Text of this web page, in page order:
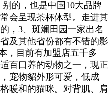
的，也是中国10大品牌
会呈现茶杯体型。走进其
，3、斑斓田园一家出名
及其他省份都有不错的影
，目前有加盟店五千多
百口养的动物之一，现正
宠物貂外形可爱，低成
暖和的猫咪。对背肌、肩